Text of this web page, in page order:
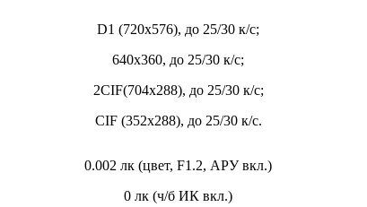
D1 (720х576), до 25/30 к/с;
640х360, до 25/30 к/с;
2CIF(704х288), до 25/30 к/с;
CIF (352х288), до 25/30 к/с.
0.002 лк (цвет, F1.2, АРУ вкл.)
0 лк (ч/б ИК вкл.)